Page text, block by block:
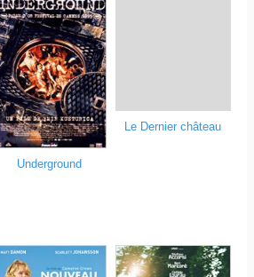
Underground
Le Dernier château